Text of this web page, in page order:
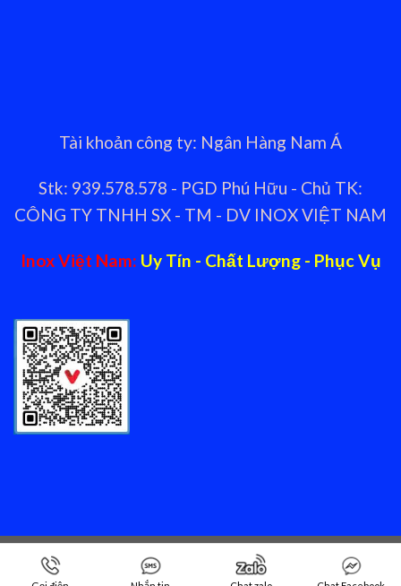
Tài khoản công ty: Ngân Hàng Nam Á
Stk: 939.578.578 - PGD Phú Hữu - Chủ TK:
CÔNG TY TNHH SX - TM - DV INOX VIỆT NAM
Inox Việt Nam: Uy Tín - Chất Lượng - Phục Vụ
Copyright 2026 ©
Nhà cung cấp thiết bị bếp nhà hàng Inox